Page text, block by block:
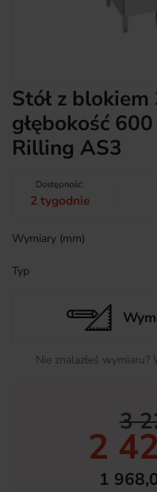
Stół z
głębokość
Rilling AS3
Dostępność:
2 tygodnie
Wymiary (mm)
Typ
Nie znalazłeś
3
2
1